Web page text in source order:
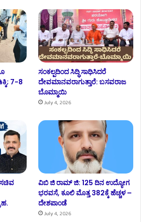
7-8
ಸಂಕಲ್ಪದಿಂದ ಸಿದ್ಧಿ ಸಾಧಿಸಿದರೆ
ದೇವಮಾನವರಾಗುತ್ತಾರೆ: ಬಸವರಾಜ
ಬೊಮ್ಮಾಯಿ
July 4, 2026
ವಿಬಿ ಜಿ ರಾಮ್ ಜಿ: 125 ದಿನ ಉದ್ಯೋಗ
ಭರವಸೆ, ಕೂಲಿ ಮೊತ್ತ 382ಕ್ಕೆ ಹೆಚ್ಚಳ –
ದೇಶಪಾಂಡೆ
July 4, 2026